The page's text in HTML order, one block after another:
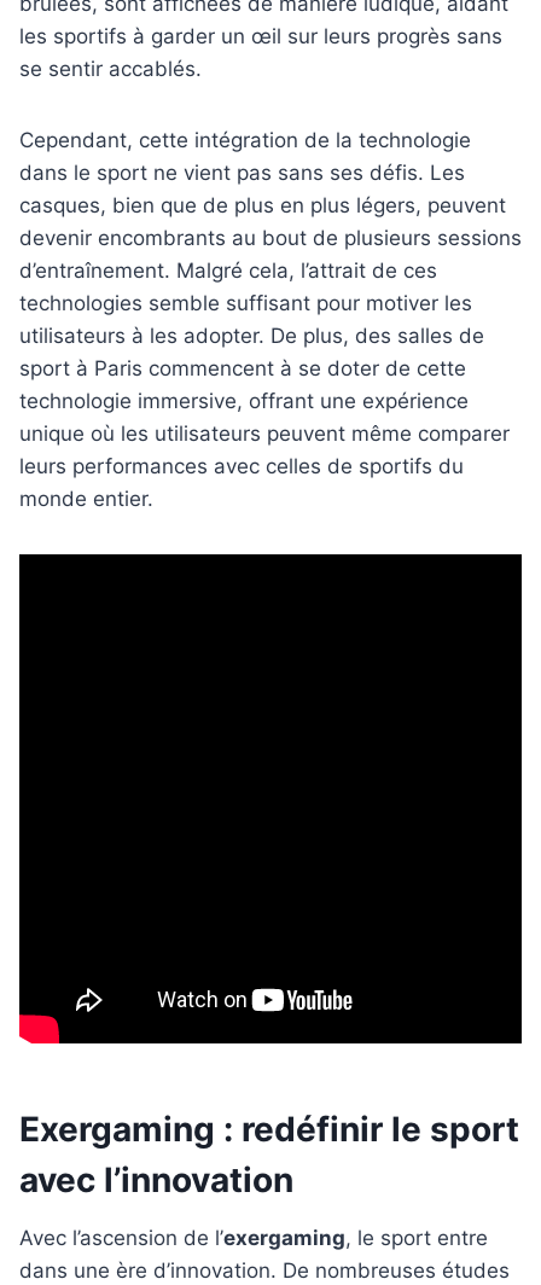
les sportifs à garder un œil sur leurs progrès sans
se sentir accablés.
Cependant, cette intégration de la technologie
dans le sport ne vient pas sans ses défis. Les
casques, bien que de plus en plus légers, peuvent
devenir encombrants au bout de plusieurs sessions
d’entraînement. Malgré cela, l’attrait de ces
technologies semble suffisant pour motiver les
utilisateurs à les adopter. De plus, des salles de
sport à Paris commencent à se doter de cette
technologie immersive, offrant une expérience
unique où les utilisateurs peuvent même comparer
leurs performances avec celles de sportifs du
monde entier.
Exergaming : redéfinir le sport
avec l’innovation
Avec l’ascension de l’exergaming, le sport entre
dans une ère d’innovation. De nombreuses études